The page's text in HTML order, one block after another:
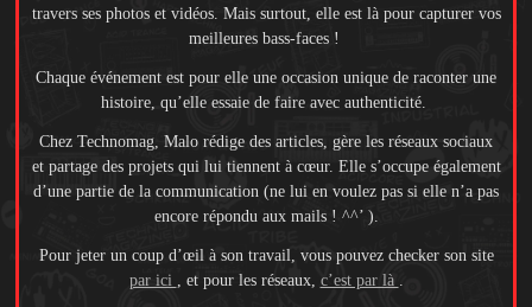
travers ses photos et vidéos. Mais surtout, elle est là pour capturer vos
meilleures bass-faces !
Chaque événement est pour elle une occasion unique de raconter une
histoire, qu’elle essaie de faire avec authenticité.
Chez Technomag, Malo rédige des articles, gère les réseaux sociaux
et partage des projets qui lui tiennent à cœur. Elle s’occupe également
d’une partie de la communication (ne lui en voulez pas si elle n’a pas
encore répondu aux mails ! ^^’ ).
Pour jeter un coup d’œil à son travail, vous pouvez checker son site
par ici , et pour les réseaux, c’est par là .